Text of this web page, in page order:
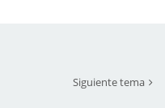
Siguiente tema